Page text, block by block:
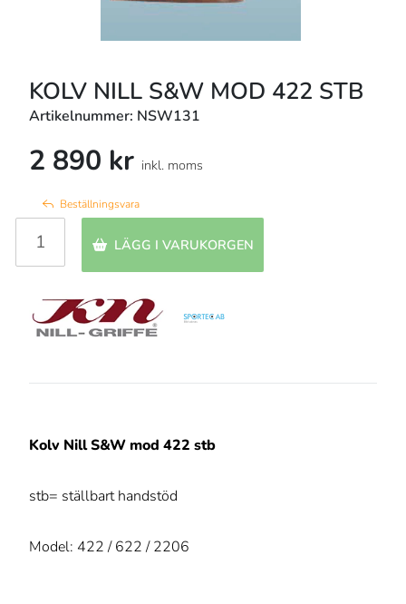
KOLV NILL S&W MOD 422 STB
Artikelnummer: NSW131
2 890 kr inkl. moms
Beställningsvara
LÄGG I VARUKORGEN
Kolv Nill S&W mod 422 stb
stb= ställbart handstöd
Model: 422 / 622 / 2206